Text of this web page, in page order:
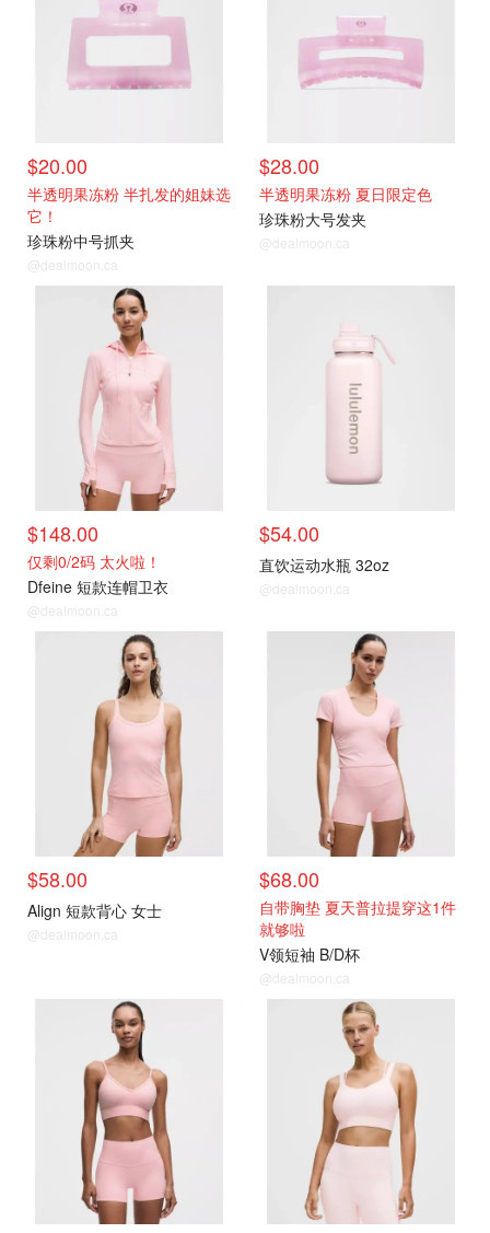
$20.00
半透明果冻粉 半扎发的姐妹选
它！
珍珠粉中号抓夹
@dealmoon.ca
$28.00
半透明果冻粉 夏日限定色
珍珠粉大号发夹
@dealmoon.ca
$148.00
仅剩0/2码 太火啦！
Dfeine 短款连帽卫衣
@dealmoon.ca
$54.00
直饮运动水瓶 32oz
@dealmoon.ca
$58.00
Align 短款背心 女士
@dealmoon.ca
$68.00
自带胸垫 夏天普拉提穿这1件
就够啦
V领短袖 B/D杯
@dealmoon.ca